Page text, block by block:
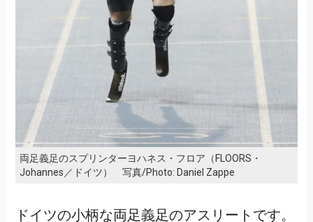
両足義足のスプリンターヨハネス・フロア（FLOORS・
Johannes／ドイツ） 写真/Photo: Daniel Zappe
ドイツの小柄な両足義足のアスリートです。